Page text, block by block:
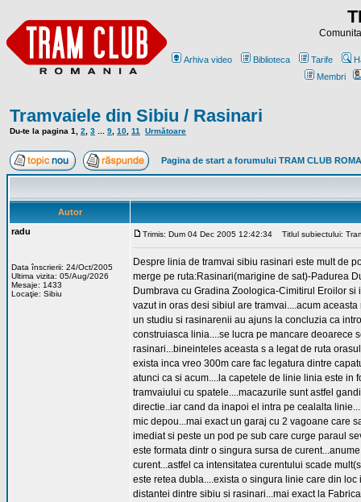
Arhiva video Biblioteca Tarife
Membri
Tramvaiele din Sibiu / Rasinari
Du-te la pagina 1 2 3 9 10 11 Următoare
Pagina de start a forumului TRAM CLUB
Autor
radu
Data înscrierii: 24/Oct/2005
Ultima vizita: 05/Aug/2026
Mesaje: 1433
Locaţie: Sibiu
Trimis: Dum 04 Dec 2005 12:42:34 Titlul subiectului:
Despre linia de tramvai sibiu rasinari este mult de
merge pe ruta:Rasinari(marigine de sat)-Padurea
Dumbrava cu Gradina Zoologica-Cimitirul Eroilor
vazut in oras desi sibiul are tramvai....acum
un studiu si rasinarenii au ajuns la concluzia ca
construiasca linia....se lucra pe mancare deoarece
rasinari...bineinteles aceasta s a legat de ruta
exista inca vreo 300m care fac legatura dintre
atunci ca si acum....la capetele de linie linia este in
tramvaiului cu spatele....macazurile sunt astfel
directie..iar cand da inapoi el intra pe cealalta
mic depou...mai exact un garaj cu 2 vagoane care
imediat si peste un pod pe sub care curge paraul
este formata dintr o singura sursa de
curent...astfel ca intensitatea curentului scade
este retea dubla....exista o singura linie care din
distantei dintre sibiu si rasinari...mai exact la